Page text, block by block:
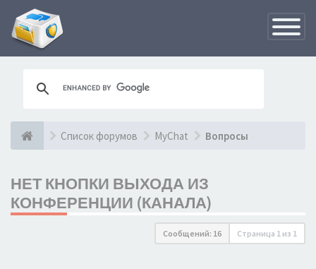
Список форумов MyChat Вопросы
НЕТ КНОПКИ ВЫХОДА ИЗ
КОНФЕРЕНЦИИ (КАНАЛА)
Сообщений: 16 Страница 1 из 1